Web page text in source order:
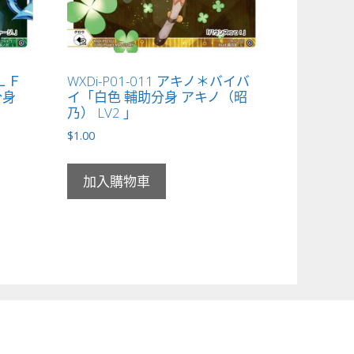
Ｆ
WXDi-P01-011 アキノ＊バイバ
イ「白色 輔助分身 アキノ（昭
乃） LV2 」
$1.00
加入購物車